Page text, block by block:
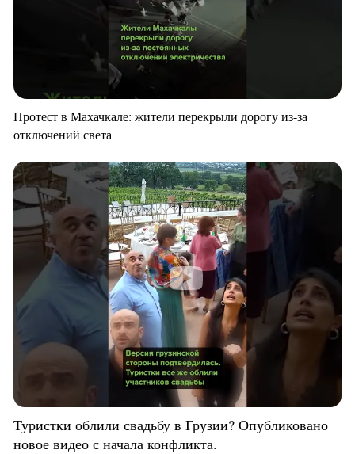
Протест в Махачкале: жители перекрыли дорогу из-за
отключений света
Туристки облили свадьбу в Грузии? Опубликовано
новое видео с начала конфликта.